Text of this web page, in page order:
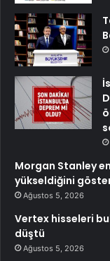
Morgan Stanley
yükseldiğini
Ağustos 5, 2026
Vertex hisseleri
düştü
Ağustos 5, 2026